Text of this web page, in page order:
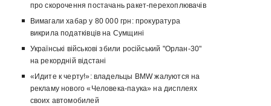
про скорочення постачань ракет-перехоплювачів
Вимагали хабар у 80 000 грн: прокуратура
викрила податківців на Сумщині
Українські військові збили російський "Орлан-30"
на рекордній відстані
«Идите к черту!»: владельцы BMW жалуются на
рекламу нового «Человека-паука» на дисплеях
своих автомобилей